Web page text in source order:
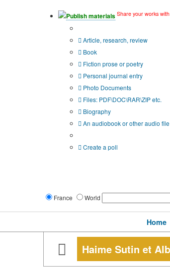
Publish materials Share your works
Article, research, review
Book
Fiction prose or poetry
Personal journal entry
Photo Documents
Files: PDF\DOC\RAR\ZIP etc.
Biography
An audiobook or other audio file
Create a poll
France World
Home
Haime Sutin et